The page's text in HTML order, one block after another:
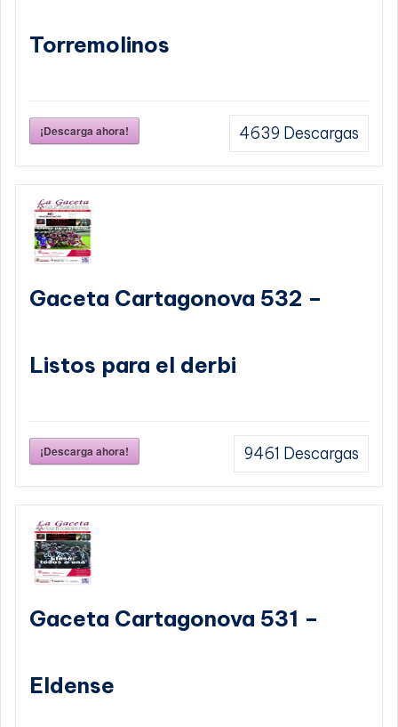
Torremolinos
¡Descarga ahora! 4639 Descargas
Gaceta Cartagonova 532 –
Listos para el derbi
¡Descarga ahora! 9461 Descargas
Gaceta Cartagonova 531 –
Eldense